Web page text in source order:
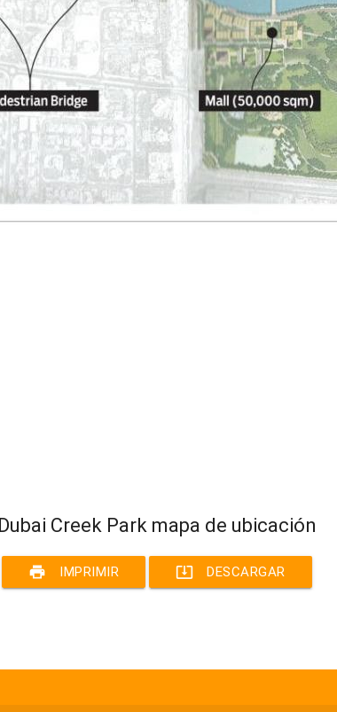
Dubai Creek Park mapa de ubicación
print IMPRIMIR system_update_alt DESCARGAR